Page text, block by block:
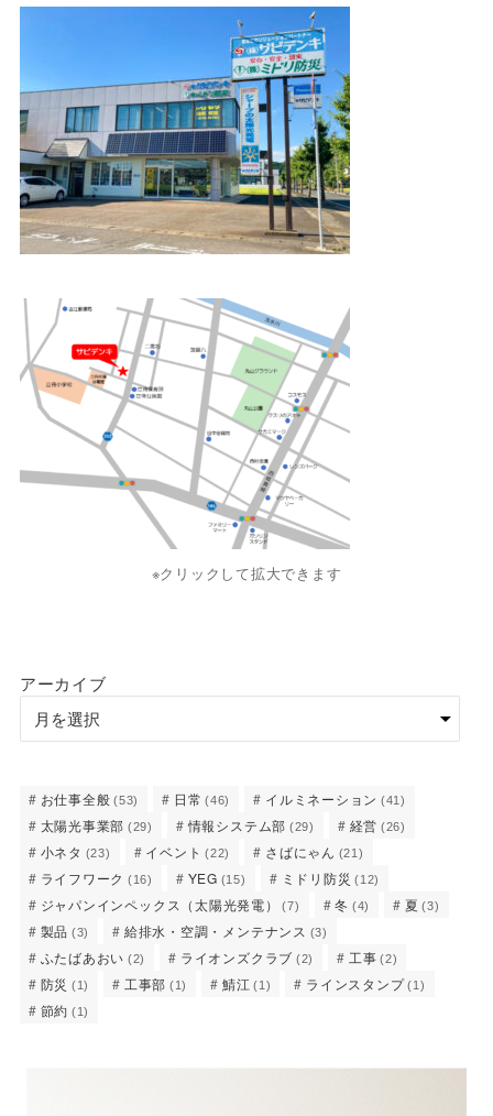
※クリックして拡大できます
アーカイブ
お仕事全般 (53) 日常 (46) イルミネーション (41)
太陽光事業部 (29) 情報システム部 (29) 経営 (26)
小ネタ (23) イベント (22) さばにゃん (21)
ライフワーク (16) YEG (15) ミドリ防災 (12)
ジャパンインペックス（太陽光発電） (7) 冬 (4) 夏 (3)
製品 (3) 給排水・空調・メンテナンス (3)
ふたばあおい (2) ライオンズクラブ (2) 工事 (2)
防災 (1) 工事部 (1) 鯖江 (1) ラインスタンプ (1)
節約 (1)